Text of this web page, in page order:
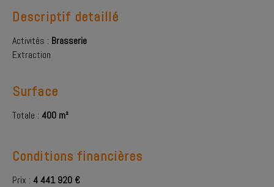
Descriptif detaillé
Activités : Brasserie
Extraction
Surface
Totale : 400 m²
Conditions financières
Prix : 4 441 920 €